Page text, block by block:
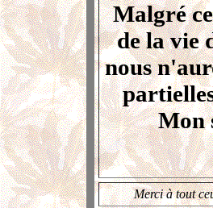
Malgré
de la vie
nous
Mon
Merci à tout